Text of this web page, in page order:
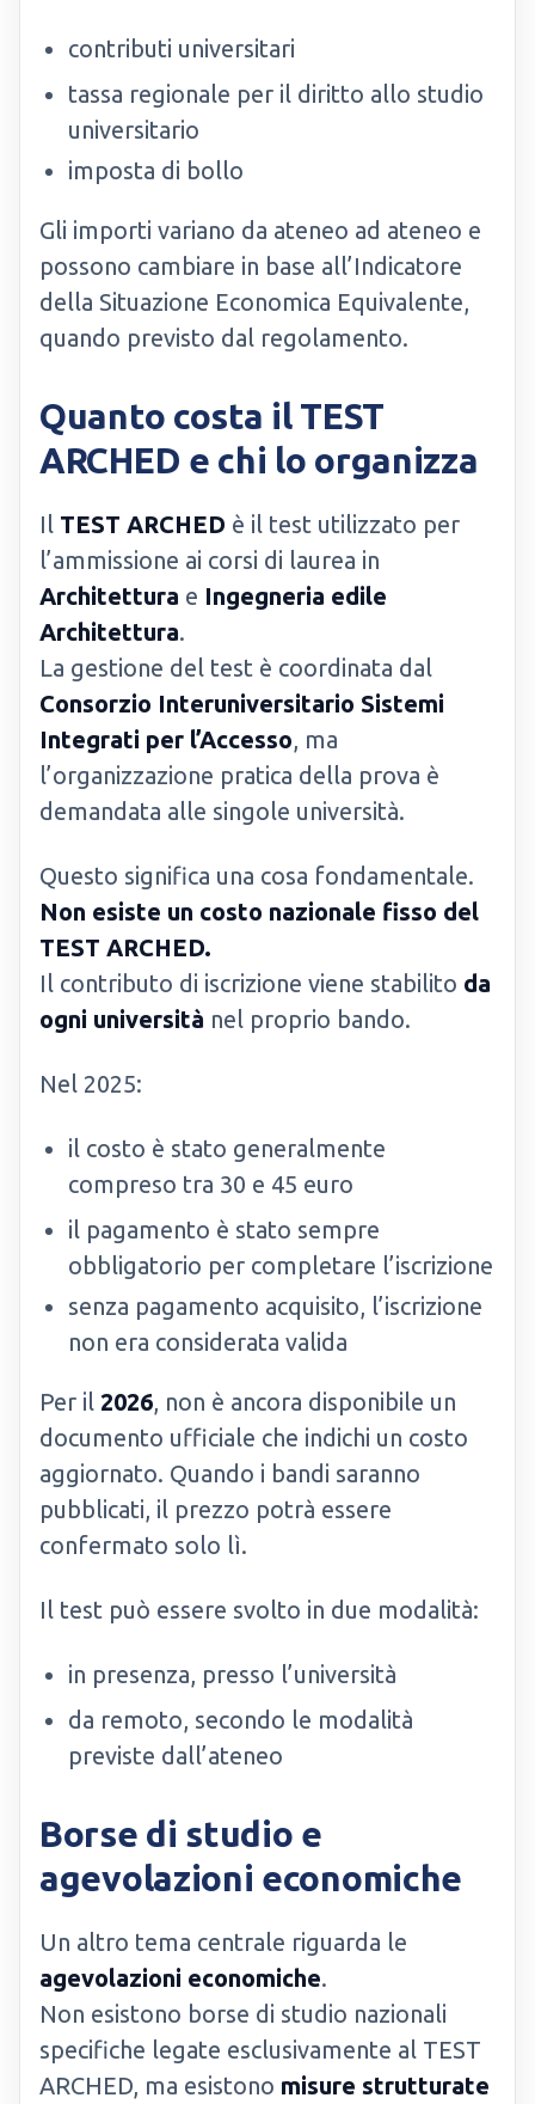
contributi universitari
tassa regionale per il diritto allo studio
universitario
imposta di bollo
Gli importi variano da ateneo ad ateneo e
possono cambiare in base all’Indicatore
della Situazione Economica Equivalente,
quando previsto dal regolamento.
Quanto costa il TEST
ARCHED e chi lo organizza
Il TEST ARCHED è il test utilizzato per
l’ammissione ai corsi di laurea in
Architettura e Ingegneria edile
Architettura.
La gestione del test è coordinata dal
Consorzio Interuniversitario Sistemi
Integrati per l’Accesso, ma
l’organizzazione pratica della prova è
demandata alle singole università.
Questo significa una cosa fondamentale.
Non esiste un costo nazionale fisso del
TEST ARCHED.
Il contributo di iscrizione viene stabilito da
ogni università nel proprio bando.
Nel 2025:
il costo è stato generalmente
compreso tra 30 e 45 euro
il pagamento è stato sempre
obbligatorio per completare l’iscrizione
senza pagamento acquisito, l’iscrizione
non era considerata valida
Per il 2026, non è ancora disponibile un
documento ufficiale che indichi un costo
aggiornato. Quando i bandi saranno
pubblicati, il prezzo potrà essere
confermato solo lì.
Il test può essere svolto in due modalità:
in presenza, presso l’università
da remoto, secondo le modalità
previste dall’ateneo
Borse di studio e
agevolazioni economiche
Un altro tema centrale riguarda le
agevolazioni economiche.
Non esistono borse di studio nazionali
specifiche legate esclusivamente al TEST
ARCHED, ma esistono misure strutturate